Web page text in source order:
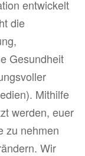
entwickelt
die
Gesundheit
Mithilfe
werden, euer
zu nehmen
Wir